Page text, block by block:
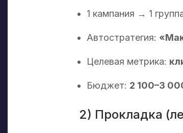
1 кампания → 1
Автостратегия:
Целевая метрика:
Бюджет: 2 100–3
2) Прокладка